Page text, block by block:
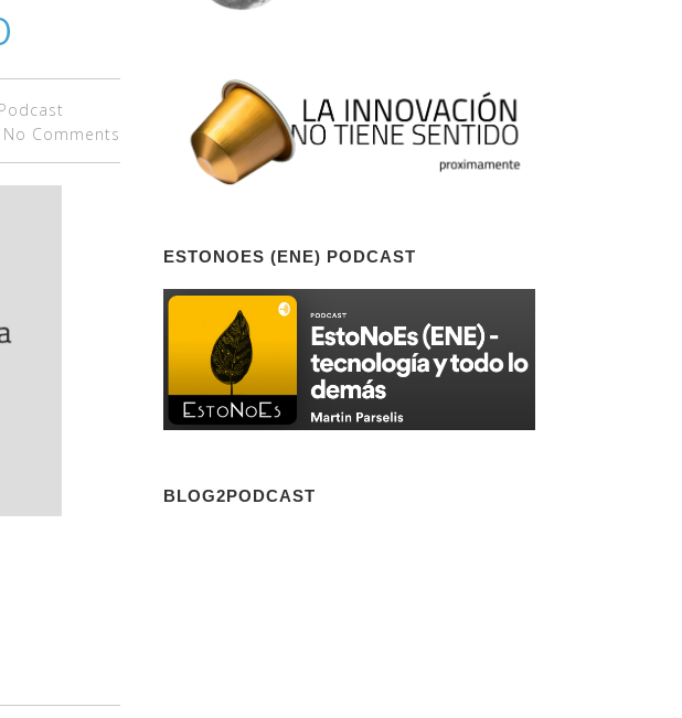
Podcast
No Comments
ESTONOES (ENE) PODCAST
BLOG2PODCAST